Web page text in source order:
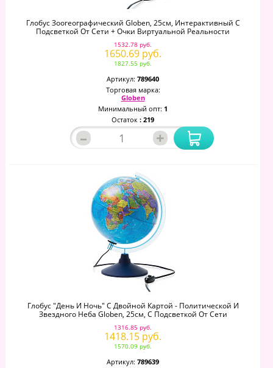
Глобус Зоогеографический Globen, 25см, Интерактивный С
Подсветкой От Сети + Очки Виртуальной Реальности
1532.78 руб.
1650.69 руб.
1827.55 руб.
Артикул: 789640
Торговая марка:
Globen
Минимальный опт: 1
Остаток : 219
– +
Глобус "День И Ночь" С Двойной Картой - Политической И
Звездного Неба Globen, 25см, С Подсветкой От Сети
1316.85 руб.
1418.15 руб.
1570.09 руб.
Артикул: 789639